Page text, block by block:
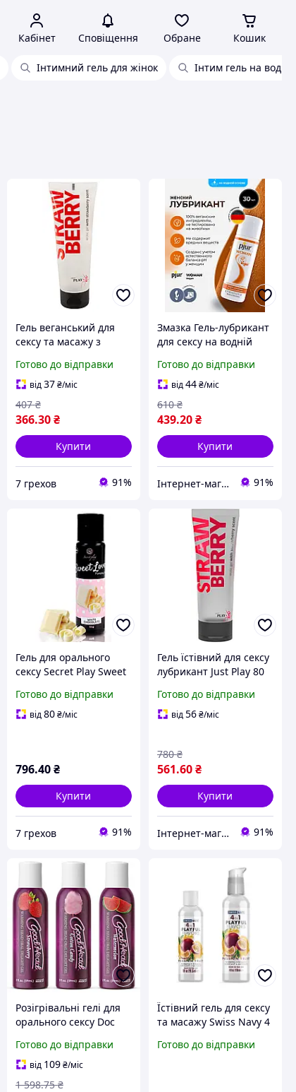
Кабінет Сповіщення Обране Кошик
Інтимний гель для жінок Інтим гель на
Гель веганський для
сексу та масажу з
Strawberry 80 ml
Готово до відправки
від37 ₴/міс
366.30 ₴
407 ₴
Купити
7 грехов 91%
Змазка Гель-лубрикант
для сексу на водній
чутливої шкіри Woman
Vegan 30 мл
Готово до відправки
від44₴/міс
439.20₴
610 ₴
Купити
Інтернет-магазин Allegoriya 91%
Гель для орального
сексу Secret Play Sweet
Gel, 60 ml, Іспанія
Готово до відправки
від80 ₴/міс
796.40 ₴
Купити
7 грехов 91%
Гель їстівний для сексу
лубрикант Just Play 80
полуниці
Готово до відправки
від56₴/міс
561.60₴
780 ₴
Купити
Інтернет-магазин Allegoriya 91%
Розігрівальні гелі для
орального сексу Doc
Warming Head
(полуниця, солодка
Готово до відправки
від 109 ₴/міс
1 598.75 ₴
Їстівний гель для сексу
та масажу Swiss Navy 4
29,5 мл
Готово до відправки